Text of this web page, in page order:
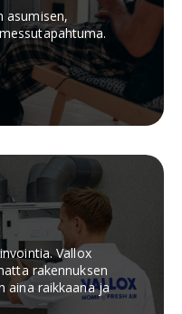
asumisen,
Vallox
rakennuksen
aina raikkaana ja